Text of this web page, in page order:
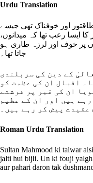
Urdu Translation
اور خوفناک تھی جیسے
ایسا رعب تھا کہ میدانوں،
پر خوف اور لرزہ طاری ہو
جاتا تھا۔
کے دین کی سربلندی
اقبال ان کی عظمت کو
ان کی قبر پر فرشتے
رہے ہیں اور ان کے عظیم
پیش کر رہے ہیں۔
Roman Urdu Translation
Sultan Mahmood ki talwar
jalti hui bijli. Un ki fouji
aur pahari daron tak